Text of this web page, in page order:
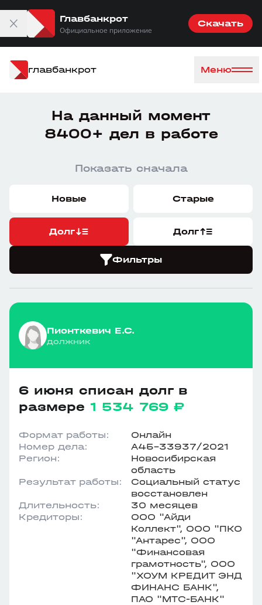
Главбанкрот
Официальное приложение
Скачать
главбанкрот Меню
На данный момент
8400+ дел в работе
Показать сначала
Новые Старые
Долг Долг
Фильтры
Пионткевич Е.С.
должник
6 июня списан долг в
размере 1 534 769 ₽
Формат работы:
Онлайн
Номер дела:
А45-33937/2021
Регион:
Новосибирская
область
Результат работы:
Социальный статус
восстановлен
Длительность:
30 месяцев
Кредиторы:
ООО "Айди
Коллект", ООО "ПКО
"Антарес", ООО
"Финансовая
грамотность", ООО
"ХОУМ КРЕДИТ ЭНД
ФИНАНС БАНК",
ПАО "МТС-БАНК"